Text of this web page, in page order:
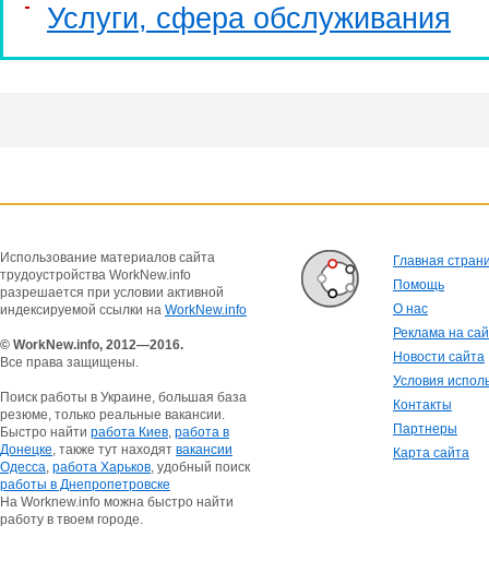
Услуги, cфера обслуживания
Использование материалов сайта
трудоустройства WorkNew.info
разрешается при условии активной
индексируемой ссылки на WorkNew.info
© WorkNew.info, 2012—2016.
Все права защищены.
Поиск работы в Украине, большая база
резюме, только реальные вакансии.
Быстро найти работа Киев, работа в
Донецке, также тут находят вакансии
Одесса, работа Харьков, удобный поиск
работы в Днепропетровске
На Worknew.info можна быстро найти
работу в твоем городе.
Главная
Помощь
О нас
Реклама на
Новости сайта
Условия
Контакты
Партнеры
Карта сайта